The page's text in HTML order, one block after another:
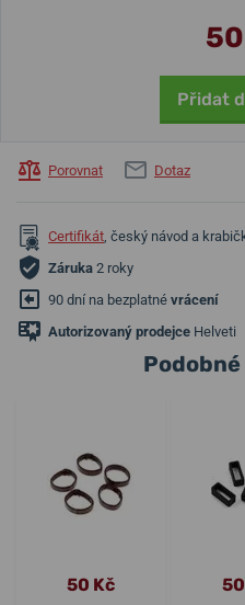
Přidat
Porovnat Dotaz
Certifikát, český návod a
Záruka 2 roky
90 dní na bezplatné vrácení
Autorizovaný prodejce Helveti
50 Kč